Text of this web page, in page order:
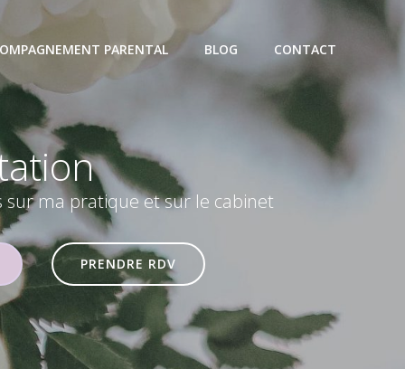
PARENTAL BLOG CONTACT
sur ma pratique et sur le cabinet
PRENDRE RDV